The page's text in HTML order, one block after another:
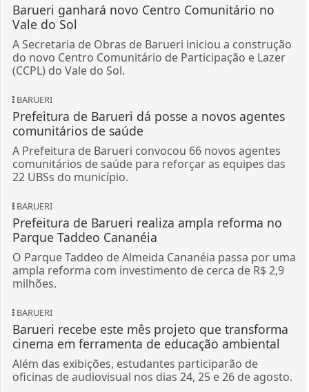
Barueri ganhará novo Centro Comunitário no
Vale do Sol
A Secretaria de Obras de Barueri iniciou a construção
do novo Centro Comunitário de Participação e Lazer
(CCPL) do Vale do Sol.
BARUERI
Prefeitura de Barueri dá posse a novos agentes
comunitários de saúde
A Prefeitura de Barueri convocou 66 novos agentes
comunitários de saúde para reforçar as equipes das
22 UBSs do município.
BARUERI
Prefeitura de Barueri realiza ampla reforma no
Parque Taddeo Cananéia
O Parque Taddeo de Almeida Cananéia passa por uma
ampla reforma com investimento de cerca de R$ 2,9
milhões.
BARUERI
Barueri recebe este mês projeto que transforma
cinema em ferramenta de educação ambiental
Além das exibições, estudantes participarão de
oficinas de audiovisual nos dias 24, 25 e 26 de agosto.